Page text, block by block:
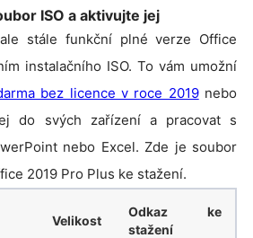
ISO a aktivujte jej
stále funkční plné verze Office
instalačního ISO. To vám umožní
bez licence v roce 2019nebo
do svých zařízení a pracovat s
nebo Excel. Zde je soubor
2019 Pro Plus ke stažení.
Velikost
Odkaz ke
stažení